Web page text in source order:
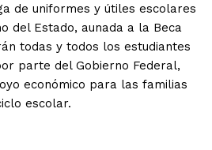
de uniformes y útiles escolares
del Estado, aunada a la Beca
todas y todos los estudiantes
parte del Gobierno Federal,
económico para las familias
escolar.